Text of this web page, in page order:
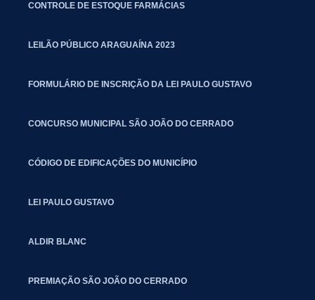
CONTROLE DE ESTOQUE FARMÁCIAS
LEILÃO PÚBLICO ARAGUAÍNA 2023
FORMULÁRIO DE INSCRIÇÃO DA LEI PAULO GUSTAVO
CONCURSO MUNICIPAL SÃO JOÃO DO CERRADO
CÓDIGO DE EDIFICAÇÕES DO MUNICÍPIO
LEI PAULO GUSTAVO
ALDIR BLANC
PREMIAÇÃO SÃO JOÃO DO CERRADO